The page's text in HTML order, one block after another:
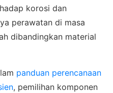
korosi dan
perawatan di masa
dibandingkan material
panduan perencanaan
, pemilihan komponen